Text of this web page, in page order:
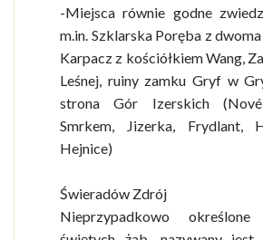
-Miejsca równie godne
m.in. Szklarska Poręba z
Karpacz z kościółkiem Wang,
Leśnej, ruiny zamku Gryf w
strona Gór Izerskich
Smrkem, Jizerka, Frydlant,
Hejnice)
Świeradów Zdrój
Nieprzypadkowo